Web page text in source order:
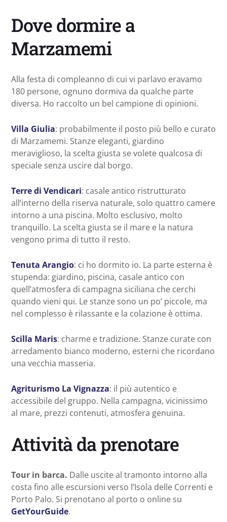
Dove dormire a
Marzamemi
Alla festa di compleanno di cui vi parlavo eravamo
180 persone, ognuno dormiva da qualche parte
diversa. Ho raccolto un bel campione di opinioni.
Villa Giulia: probabilmente il posto più bello e curato
di Marzamemi. Stanze eleganti, giardino
meraviglioso, la scelta giusta se volete qualcosa di
speciale senza uscire dal borgo.
Terre di Vendicari: casale antico ristrutturato
all’interno della riserva naturale, solo quattro camere
intorno a una piscina. Molto esclusivo, molto
tranquillo. La scelta giusta se il mare e la natura
vengono prima di tutto il resto.
Tenuta Arangio: ci ho dormito io. La parte esterna è
stupenda: giardino, piscina, casale antico con
quell’atmosfera di campagna siciliana che cerchi
quando vieni qui. Le stanze sono un po’ piccole, ma
nel complesso è rilassante e la colazione è ottima.
Scilla Maris: charme e tradizione. Stanze curate con
arredamento bianco moderno, esterni che ricordano
una vecchia masseria.
Agriturismo La Vignazza: il più autentico e
accessibile del gruppo. Nella campagna, vicinissimo
al mare, prezzi contenuti, atmosfera genuina.
Attività da prenotare
Tour in barca. Dalle uscite al tramonto intorno alla
costa fino alle escursioni verso l’Isola delle Correnti e
Porto Palo. Si prenotano al porto o online su
GetYourGuide.